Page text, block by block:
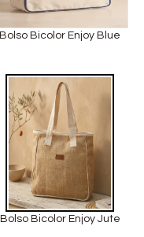
Bolso Bicolor Enjoy Blue
Bolso Bicolor Enjoy Jute